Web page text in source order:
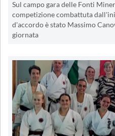
Sul campo gara delle Fonti
competizione combattuta
d'accordo è stato Massimo
giornata